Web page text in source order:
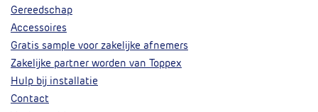
Gereedschap
Accessoires
Gratis sample voor zakelijke afnemers
Zakelijke partner worden van Toppex
Hulp bij installatie
Contact